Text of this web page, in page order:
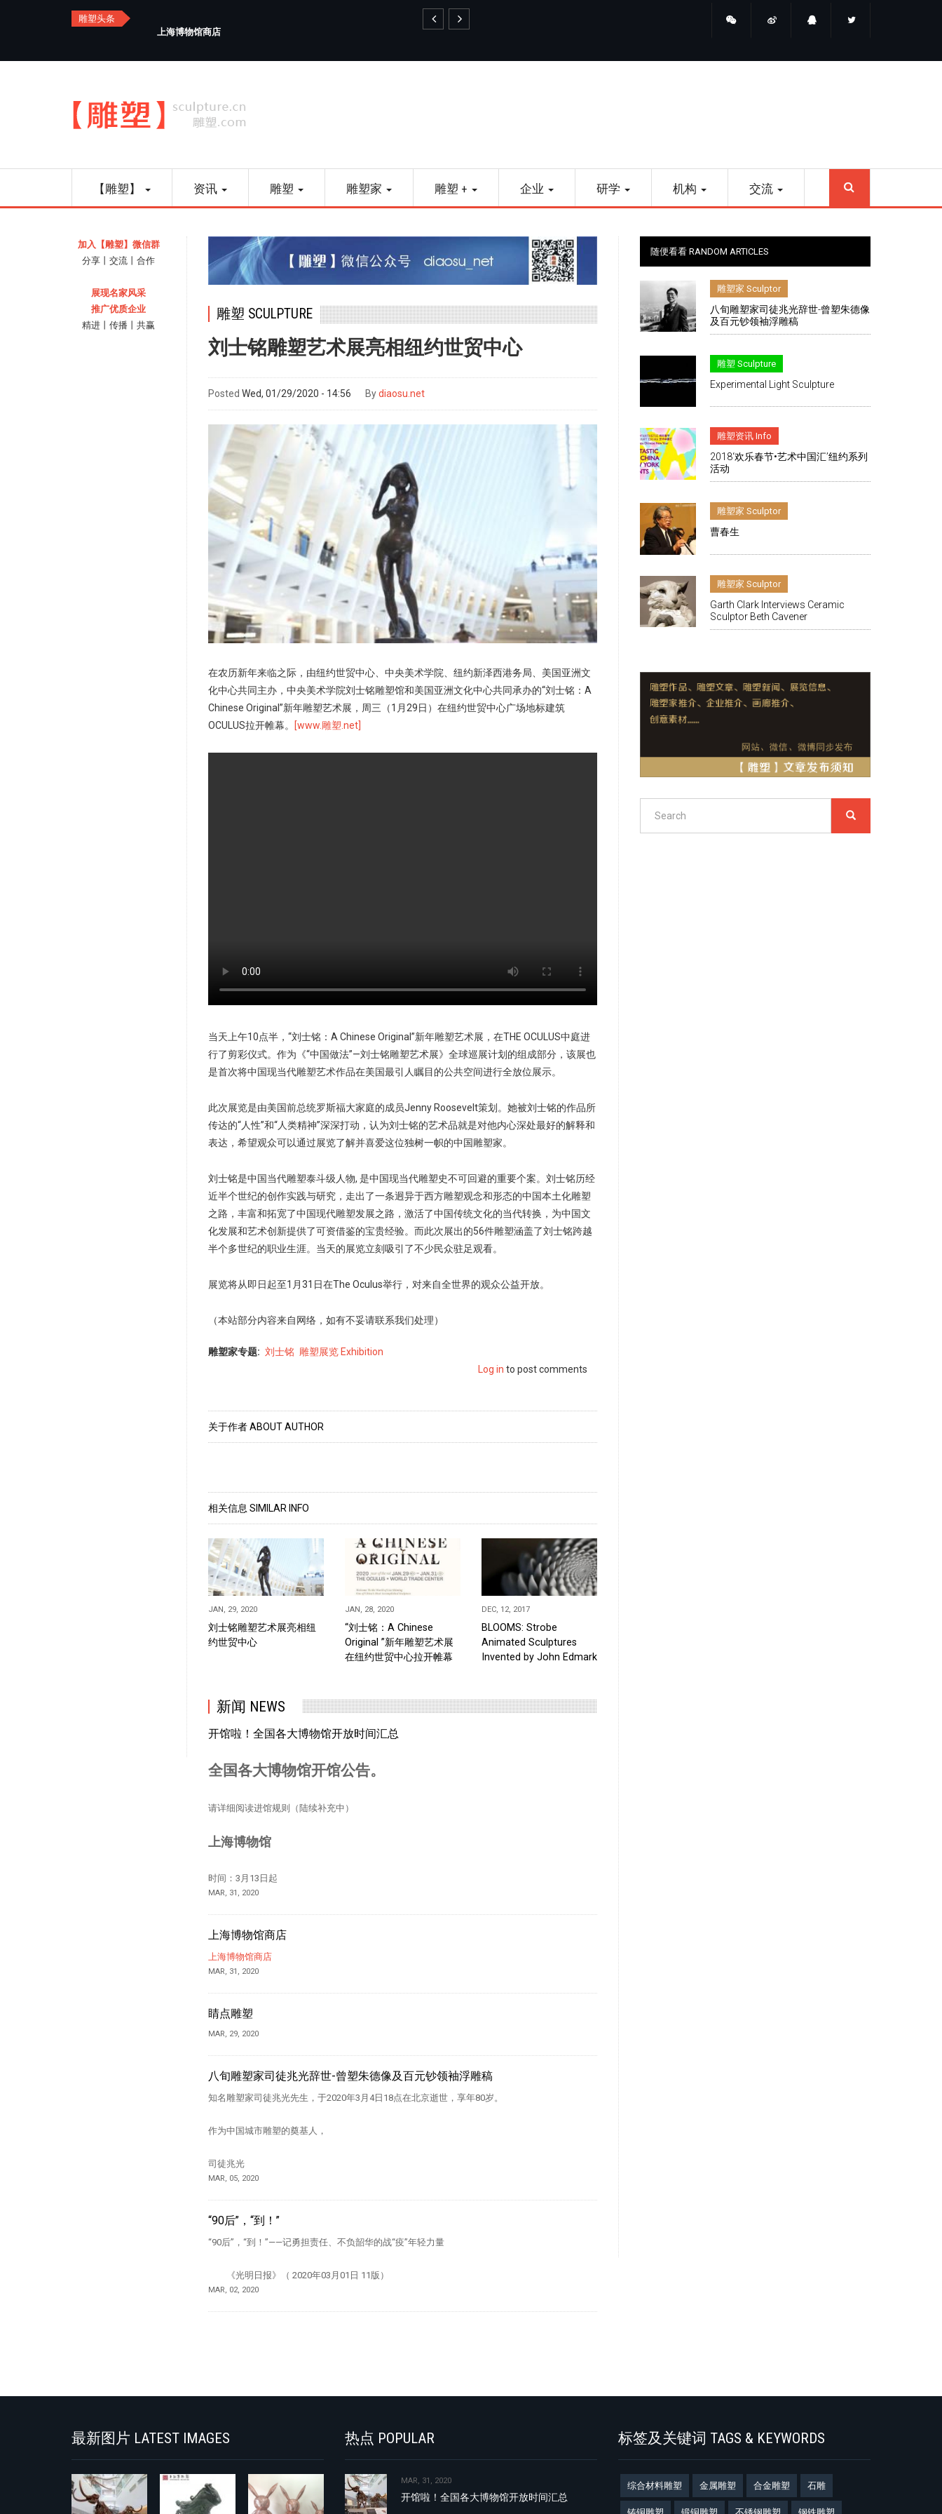
雕塑头条
上海博物馆商店
navigation
【雕塑】 资讯 雕塑 雕塑家 雕塑 + 企业 研学 机构 交流
加入【雕塑】微信群
分享丨交流丨合作
展现名家风采
推广优质企业
精进丨传播丨共赢
雕塑 SCULPTURE
刘士铭雕塑艺术展亮相纽约世贸中心
Posted Wed, 01/29/2020 - 14:56 Bydiaosu.net
在农历新年来临之际，由纽约世贸中心、中央美术学院、纽约新泽西港务局、美国亚洲文
化中心共同主办，中央美术学院刘士铭雕塑馆和美国亚洲文化中心共同承办的“刘士铭：A
Chinese Original”新年雕塑艺术展，周三（1月29日）在纽约世贸中心广场地标建筑
OCULUS拉开帷幕。
[www.雕塑.net]
当天上午10点半，“刘士铭：A Chinese Original”新年雕塑艺术展，在THE OCULUS中庭进
行了剪彩仪式。作为《“中国做法”—刘士铭雕塑艺术展》全球巡展计划的组成部分，该展也
是首次将中国现当代雕塑艺术作品在美国最引人瞩目的公共空间进行全放位展示。
此次展览是由美国前总统罗斯福大家庭的成员Jenny Roosevelt策划。她被刘士铭的作品所
传达的“人性”和“人类精神”深深打动，认为刘士铭的艺术品就是对他内心深处最好的解释和
表达，希望观众可以通过展览了解并喜爱这位独树一帜的中国雕塑家。
刘士铭是中国当代雕塑泰斗级人物, 是中国现当代雕塑史不可回避的重要个案。刘士铭历经
近半个世纪的创作实践与研究，走出了一条迥异于西方雕塑观念和形态的中国本土化雕塑
之路，丰富和拓宽了中国现代雕塑发展之路，激活了中国传统文化的当代转换，为中国文
化发展和艺术创新提供了可资借鉴的宝贵经验。而此次展出的56件雕塑涵盖了刘士铭跨越
半个多世纪的职业生涯。当天的展览立刻吸引了不少民众驻足观看。
展览将从即日起至1月31日在The Oculus举行，对来自全世界的观众公益开放。
（本站部分内容来自网络，如有不妥请联系我们处理）
雕塑家专题 刘士铭
Category2
雕塑展览 Exhibition
Log in to post comments
关于作者 ABOUT AUTHOR
相关信息 SIMILAR INFO
JAN, 29, 2020
刘士铭雕塑艺术展亮相纽
约世贸中心
JAN, 28, 2020
“刘士铭：A Chinese
Original ”新年雕塑艺术展
在纽约世贸中心拉开帷幕
DEC, 12, 2017
BLOOMS: Strobe
Animated Sculptures
Invented by John Edmark
新闻 NEWS
开馆啦！全国各大博物馆开放时间汇总
全国各大博物馆开馆公告。
请详细阅读进馆规则（陆续补充中）
上海博物馆
时间：3月13日起
MAR, 31, 2020
上海博物馆商店
上海博物馆商店
MAR, 31, 2020
睛点雕塑
MAR, 29, 2020
八旬雕塑家司徒兆光辞世-曾塑朱德像及百元钞领袖浮雕稿
知名雕塑家司徒兆光先生，于2020年3月4日18点在北京逝世，享年80岁。
作为中国城市雕塑的奠基人，
司徒兆光
MAR, 05, 2020
“90后”，“到！”
“90后”，“到！”——记勇担责任、不负韶华的战“疫”年轻力量
《光明日报》（ 2020年03月01日 11版）
MAR, 02, 2020
随便看看 RANDOM ARTICLES
雕塑家 Sculptor
八旬雕塑家司徒兆光辞世-曾塑朱德像
及百元钞领袖浮雕稿
雕塑 Sculpture
Experimental Light Sculpture
雕塑资讯 Info
2018‘欢乐春节•艺术中国汇’纽约系列
活动
雕塑家 Sculptor
曹春生
雕塑家 Sculptor
Garth Clark Interviews Ceramic
Sculptor Beth Cavener
SEARCH
最新图片 LATEST IMAGES 热点 POPULAR
MAR, 31, 2020
开馆啦！全国各大博物馆开放时间汇总
标签及关键词 TAGS & KEYWORDS
综合材料雕塑 金属雕塑 合金雕塑 石雕